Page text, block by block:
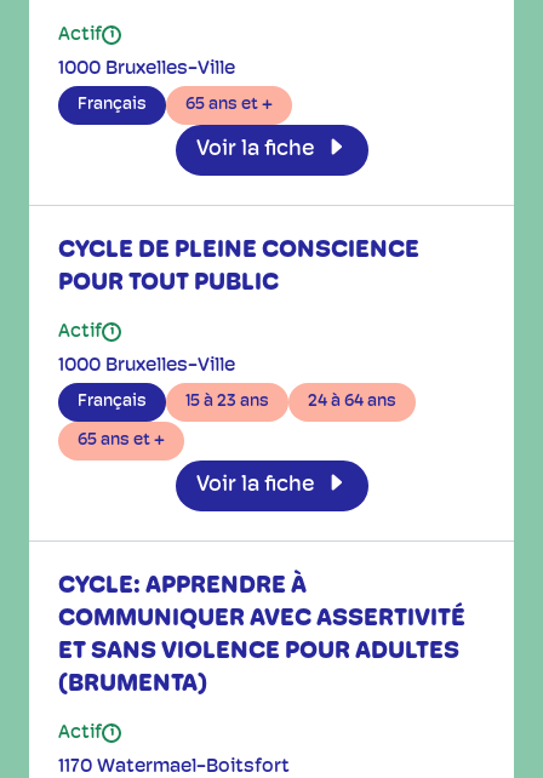
Actif i
1000 Bruxelles-Ville
Français 65 ans et +
Voir la fiche
CYCLE DE PLEINE CONSCIENCE
POUR TOUT PUBLIC
Actif i
1000 Bruxelles-Ville
Français 15 à 23 ans 24 à 64 ans
65 ans et +
Voir la fiche
CYCLE: APPRENDRE À
COMMUNIQUER AVEC ASSERTIVITÉ
ET SANS VIOLENCE POUR ADULTES
(BRUMENTA)
Actif i
1170 Watermael-Boitsfort